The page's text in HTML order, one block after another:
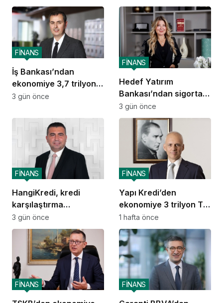
İş Bankası’ndan
ekonomiye 3,7 trilyon
TL destek
FİNANS
3 gün önce
Hedef Yatırım
Bankası’ndan sigorta
ve emeklilik alanında
stratejik iş birliği
FİNANS
3 gün önce
HangiKredi, kredi
karşılaştırma
deneyimini ChatGPT’ye
taşıdı
FİNANS
3 gün önce
Yapı Kredi’den
ekonomiye 3 trilyon TL
destek
FİNANS
1 hafta önce
FİNANS FİNANS